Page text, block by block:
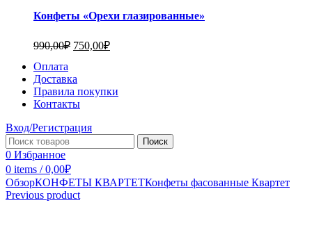
Конфеты «Орехи глазированные»
990,00₽ 750,00₽
Оплата
Доставка
Правила покупки
Контакты
Вход/Регистрация
Поиск
0 Избранное
0 items / 0,00₽
ОбзорКОНФЕТЫ КВАРТЕТКонфеты фасованные Квартет
Previous product